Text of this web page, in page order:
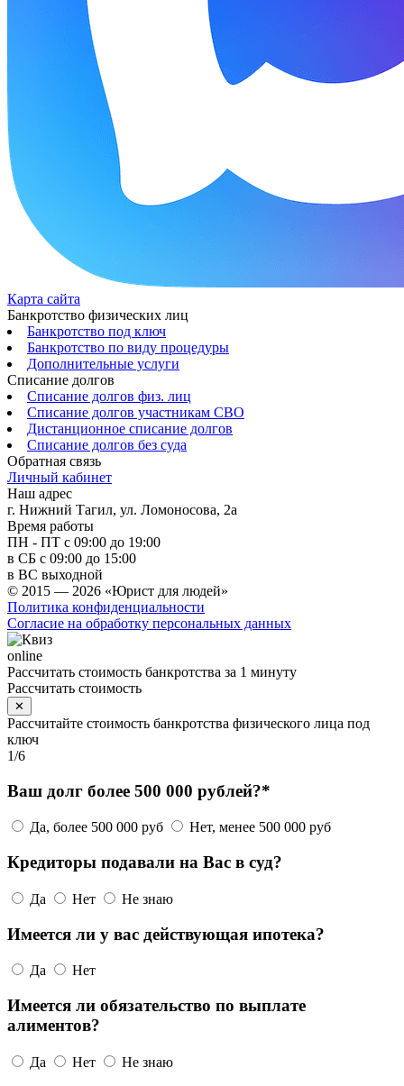
Карта сайта
Банкротство физических лиц
Банкротство под ключ
Банкротство по виду процедуры
Дополнительные услуги
Списание долгов
Списание долгов физ. лиц
Списание долгов участникам СВО
Дистанционное списание долгов
Списание долгов без суда
Обратная связь
Личный кабинет
Наш адрес
г. Нижний Тагил, ул. Ломоносова, 2а
Время работы
ПН - ПТ с 09:00 до 19:00
в СБ с 09:00 до 15:00
в ВС выходной
© 2015 — 2026 «Юрист для людей»
Политика конфиденциальности
Согласие на обработку персональных данных
online
Рассчитать стоимость банкротства за 1 минуту
Рассчитать стоимость
✕
Рассчитайте стоимость банкротства физического лица под
ключ
1/6
Ваш долг более 500 000 рублей?*
Да, более 500 000 руб Нет, менее 500 000 руб
Кредиторы подавали на Вас в суд?
Да Нет Не знаю
Имеется ли у вас действующая ипотека?
Да Нет
Имеется ли обязательство по выплате
алиментов?
Да Нет Не знаю